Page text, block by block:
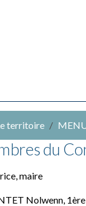
territoire
du
maire
Nolwenn,